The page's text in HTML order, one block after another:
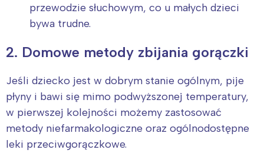
przewodzie słuchowym, co u małych dzieci
bywa trudne.
2. Domowe metody zbijania gorączki
Jeśli dziecko jest w dobrym stanie ogólnym, pije
płyny i bawi się mimo podwyższonej temperatury,
w pierwszej kolejności możemy zastosować
metody niefarmakologiczne oraz ogólnodostępne
leki przeciwgorączkowe.